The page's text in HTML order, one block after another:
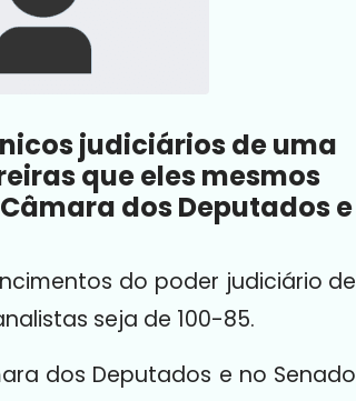
judiciários de uma
que eles mesmos
dos Deputados e
do poder judiciário de
seja de 100-85.
dos Deputados e no Senado